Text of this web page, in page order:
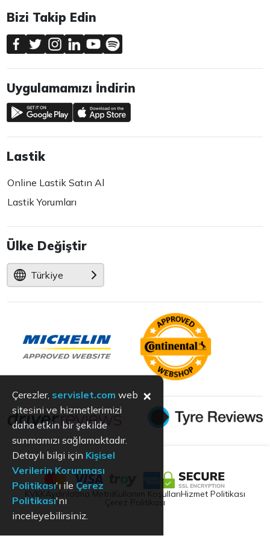
Bizi Takip Edin
Uygulamamızı İndirin
Lastik
Online Lastik Satın Al
Lastik Yorumları
Ülke Değiştir
Türkiye
Aydınlatma Metni Kullanım KoşullarıHizmet Politikası
Çerez Politikası
Çerezler, servislet.com web
sitesini ve hizmetlerimizi
daha etkin bir şekilde
sunmamızı sağlamaktadır.
Detaylı bilgi için Kişisel
Verilerin Korunması
Politikası'ı ile Çerez
Politikası'nı
inceleyebilirsiniz.
×